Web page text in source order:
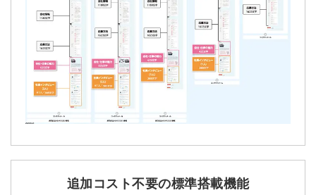
追加コスト不要の標準搭載機能
忘れですか？
ログイン
※ログインIDとなります
利用規約と 個人情報の取り扱い
同意のうえ
登録する
他サービスIDで登録